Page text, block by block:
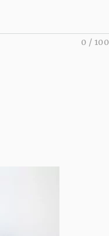
0 / 100